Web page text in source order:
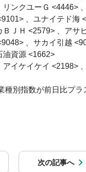
ンクユーＧ <4446>
、ユナイテド海
ＪＨ <2579> 、アサ
、サカイ引越
資源 <1662>
イケイケイ <2198>
別指数が前日比プ
次の記事へ